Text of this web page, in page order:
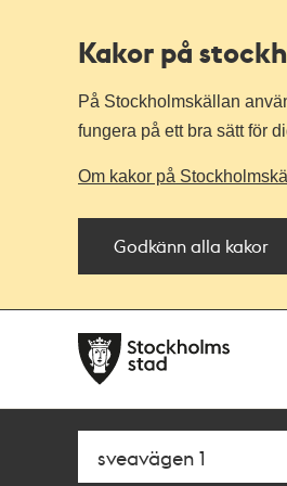
Kakor på
På Stockholmskällan
fungera på ett bra sätt för
Om kakor på
Godkänn alla kakor
navigationen
huvudinnehållet
Sök